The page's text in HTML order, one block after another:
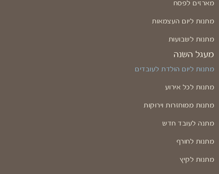
מארזים לפסח
מתנות ליום העצמאות
מתנות לשבועות
מעגל השנה
מתנות ליום הולדת לעובדים
מתנות לכל אירוע
מתנות ממוחזרות וירוקות
מתנה לעובד חדש
מתנות לחורף
מתנות לקיץ